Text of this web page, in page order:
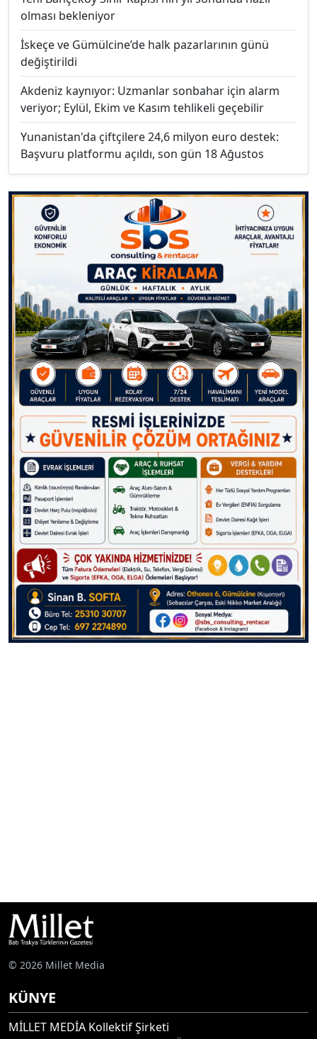
olması bekleniyor
İskeçe ve Gümülcine’de halk pazarlarının günü
değiştirildi
Akdeniz kaynıyor: Uzmanlar sonbahar için alarm
veriyor; Eylül, Ekim ve Kasım tehlikeli geçebilir
Yunanistan'da çiftçilere 24,6 milyon euro destek:
Başvuru platformu açıldı, son gün 18 Ağustos
© 2026 Millet Media
KÜNYE
MİLLET MEDİA Kollektif Şirketi